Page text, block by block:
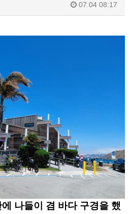
07.04 08:17
나들이 겸 바다 구경을 했